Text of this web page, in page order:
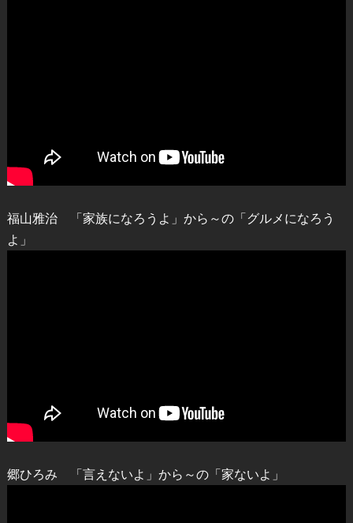
福山雅治 「家族になろうよ」から～の「グルメになろう
よ」
郷ひろみ 「言えないよ」から～の「家ないよ」